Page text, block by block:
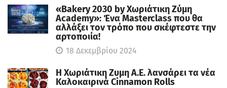
«Bakery 2030 by Χωριάτικη Ζύμη
Academy»: Ένα Masterclass που θα
αλλάξει τον τρόπο που σκέφτεστε την
αρτοποιία!
18 Δεκεμβρίου 2024
Η Χωριάτικη Ζυμη Α.Ε. λανσάρει τα νέα
Καλοκαιρινά Cinnamon Rolls